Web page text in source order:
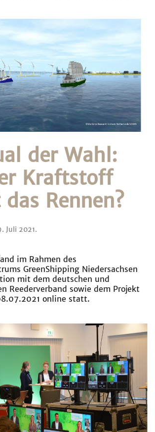
der Wahl:
Kraftstoff
Rennen?
Juli 2021.
im Rahmen des
GreenShipping Niedersachsen
mit dem deutschen und
Reederverband sowie dem Projekt
online statt.